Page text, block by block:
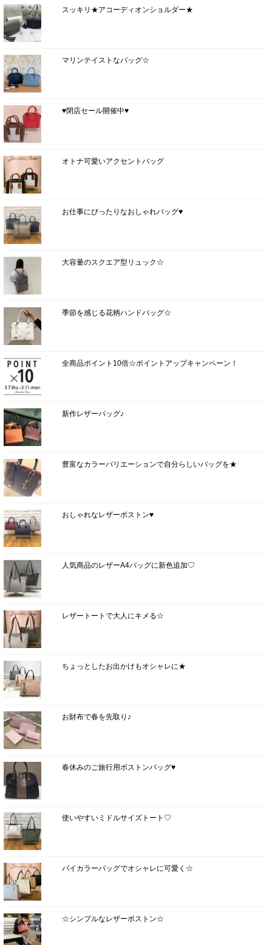
スッキリ★アコーディオンショルダー★
マリンテイストなバッグ☆
♥閉店セール開催中♥
オトナ可愛いアクセントバッグ
お仕事にぴったりなおしゃれバッグ♥
大容量のスクエア型リュック☆
季節を感じる花柄ハンドバッグ☆
全商品ポイント10倍☆ポイントアップキャンペーン！
新作レザーバッグ♪
豊富なカラーバリエーションで自分らしいバッグを★
おしゃれなレザーボストン♥
人気商品のレザーA4バッグに新色追加♡
レザートートで大人にキメる☆
ちょっとしたお出かけもオシャレに★
お財布で春を先取り♪
春休みのご旅行用ボストンバッグ♥
使いやすいミドルサイズトート♡
バイカラーバッグでオシャレに可愛く☆
☆シンプルなレザーボストン☆